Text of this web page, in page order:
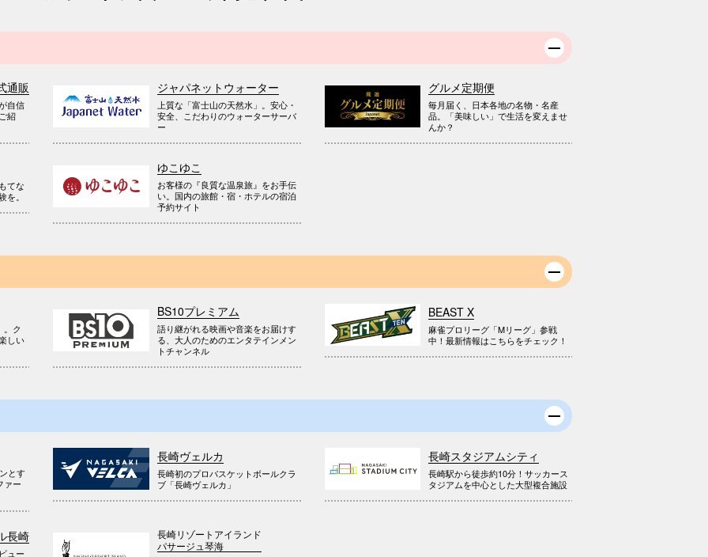
通販
自信
紹
ジャパネットウォーター
上質な「富士山の天然水」。安心・
安全、こだわりのウォーターサーバ
ー
グルメ定期便
毎月届く、日本各地の名物・名産
品。「美味しい」で生活を変えませ
んか？
てな
。
ゆこゆこ
お客様の『良質な温泉旅』をお手伝
い。国内の旅館・宿・ホテルの宿泊
予約サイト
。ク
しい
BS10プレミアム
語り継がれる映画や音楽をお届けす
る、大人のためのエンタテインメン
トチャンネル
BEAST X
麻雀プロリーグ「Mリーグ」参戦
中！最新情報はこちらをチェック！
とす
ァー
長崎ヴェルカ
長崎初のプロバスケットボールクラ
ブ「長崎ヴェルカ」
長崎スタジアムシティ
長崎駅から徒歩約10分！サッカース
タジアムを中心とした大型複合施設
長崎
ュー
長崎リゾートアイランド
パサージュ琴海